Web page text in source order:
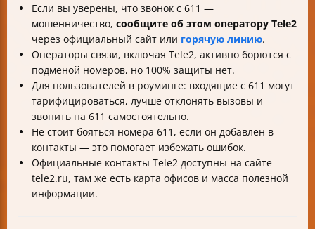
Если вы уверены, что звонок с 611 —
мошенничество, сообщите об этом оператору Tele2
через официальный сайт или горячую линию.
Операторы связи, включая Tele2, активно борются с
подменой номеров, но 100% защиты нет.
Для пользователей в роуминге: входящие с 611 могут
тарифицироваться, лучше отклонять вызовы и
звонить на 611 самостоятельно.
Не стоит бояться номера 611, если он добавлен в
контакты — это помогает избежать ошибок.
Официальные контакты Tele2 доступны на сайте
tele2.ru, там же есть карта офисов и масса полезной
информации.